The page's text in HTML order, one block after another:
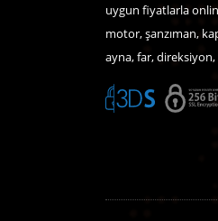
uygun fiyatlarla
motor, şanzıman,
ayna, far,